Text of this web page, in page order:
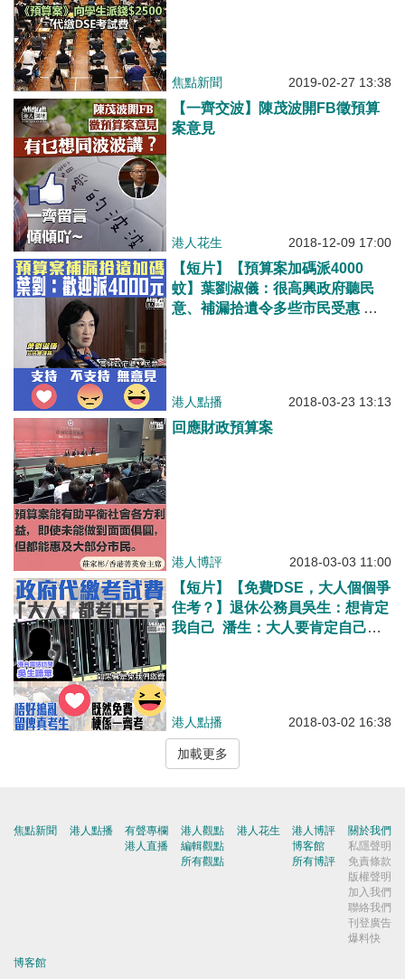
焦點新聞 2019-02-27 13:38
【一齊交波】陳茂波開FB徵預算
案意見
港人花生 2018-12-09 17:00
【短片】【預算案加碼派4000
蚊】葉劉淑儀：很高興政府聽民
意、補漏拾遺令多些市民受惠 社
港人點播 2018-03-23 13:13
回應財政預算案
港人博評 2018-03-03 11:00
【短片】【免費DSE，大人個個爭
住考？】退休公務員吳生：想肯定
我自己 潘生：大人要肯定自己那
港人點播 2018-03-02 16:38
加載更多
焦點新聞 港人點播
有聲專欄
港人直播
港人觀點
編輯觀點
所有觀點
港人花生
港人博評
博客館
所有博評
關於我們
私隱聲明
免責條款
版權聲明
加入我們
聯絡我們
刊登廣告
爆料快
博客館